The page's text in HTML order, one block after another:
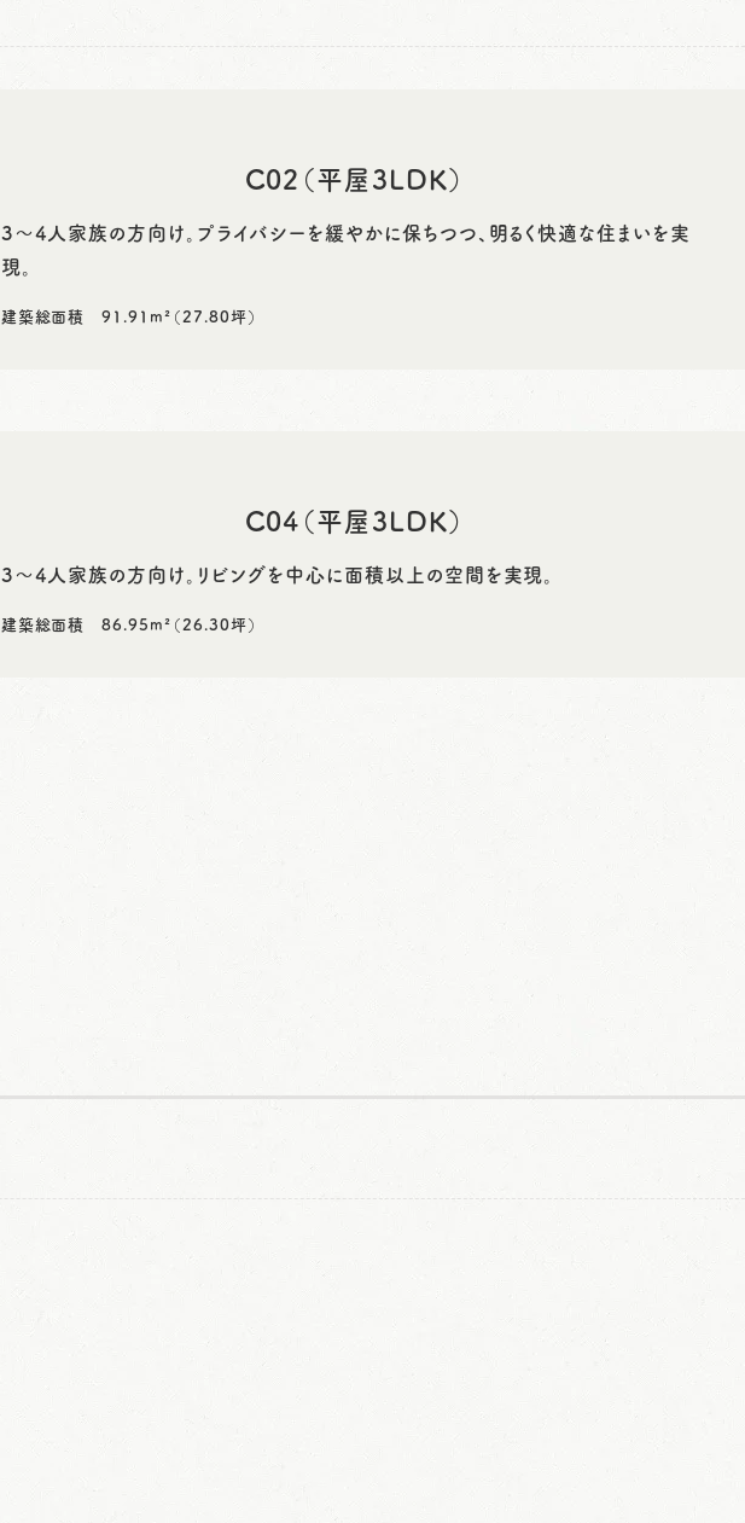
C02（平屋3LDK）
3～4人家族の方向け。プライバシーを緩やかに保ちつつ、明るく快適な住まいを実
現。
建築総面積 91.91m²（27.80坪）
C04（平屋3LDK）
3～4人家族の方向け。リビングを中心に面積以上の空間を実現。
建築総面積 86.95m²（26.30坪）